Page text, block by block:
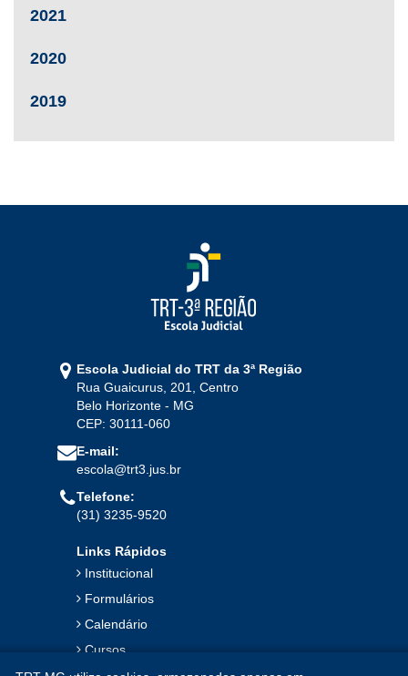
2021
2020
2019
Escola Judicial do TRT da 3ª Região
Rua Guaicurus, 201, Centro
Belo Horizonte - MG
CEP: 30111-060
E-mail:
escola@trt3.jus.br
Telefone:
(31) 3235-9520
Links Rápidos
Institucional
Formulários
Calendário
Cursos